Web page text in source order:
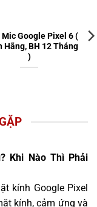
Google Pixel 6 (
Hãng, BH 12 Tháng
)
Khi Nào Thì Phải
kính Google Pixel
kính, cảm ứng và